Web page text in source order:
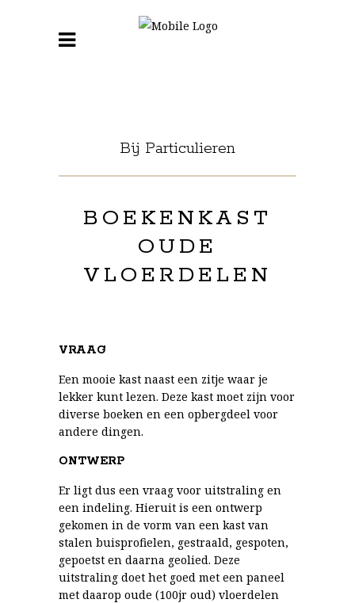
Bij Particulieren
BOEKENKAST
OUDE
VLOERDELEN
VRAAG
Een mooie kast naast een zitje waar je
lekker kunt lezen. Deze kast moet zijn voor
diverse boeken en een opbergdeel voor
andere dingen.
ONTWERP
Er ligt dus een vraag voor uitstraling en
een indeling. Hieruit is een ontwerp
gekomen in de vorm van een kast van
stalen buisprofielen, gestraald, gespoten,
gepoetst en daarna geolied. Deze
uitstraling doet het goed met een paneel
met daarop oude (100jr oud) vloerdelen